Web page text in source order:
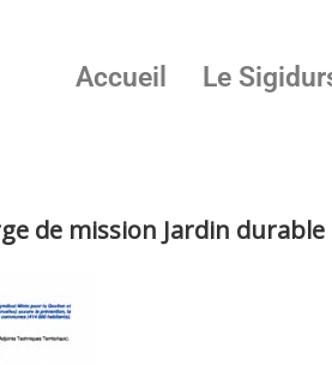
Accueil Le
de mission Jardin durable